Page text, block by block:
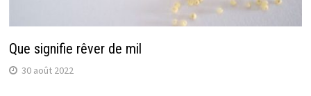
Que signifie rêver de mil
30 août 2022